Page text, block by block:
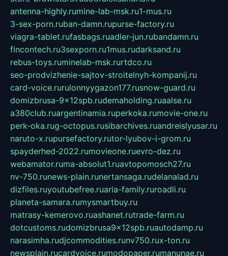
antenna-highly.rumine-lab-msk.ru1-mus.ru
3-sex-porn.ruban-damn.rupurse-factory.ru
viagra-tablet.rufasbags.ruadler-jun.rubandamn.ru
fincontech.ru3sexporn.ru1mus.rudarksand.ru
rebus-toys.ruminelab-msk.rurtdco.ru
seo-prodvizhenie-sajtov-stroitelnyh-kompanij.ru
card-voice.rurulonnyygazon177.rusnow-guard.ru
domizbrusa-9x12spb.rudemaholding.ruaalse.ru
a380club.ruargentinamia.ruperkoka.rumovie-one.ru
perk-oka.rug-octopus.rusibarchives.ruandreislyusar.ru
naruto-x.rupursefactory.rutor-lyubov-i-grom.ru
spayderhed-2022.rumovieone.ruevro-dez.ru
webamator.ruma-absolut1.ruavtopomosch27.ru
nv-750.runews-plain.runertansaga.rudelanalad.ru
dizfiles.ruyoutubefree.ruaria-family.ruroadli.ru
planeta-samara.rumysmartbuy.ru
matrasy-kemerovo.ruashanet.rutrade-farm.ru
dotcustoms.rudomizbrusa9x12spb.ruautodamp.ru
narasimha.rudjcommodities.runv750.rux-ton.ru
newsplain.rucardvoice.rumodopaper.rumanunae.ru